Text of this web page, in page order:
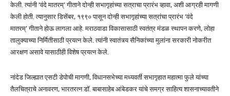
केली. त्यांनी ‘वंदे मातरम्’ गीताने दोन्ही सभागृहांच्या सत्राचा प्रारंभ व्हावा, अशी आग्रही मागणी
केली होती. त्यानुसार डिसेंबर, १९९० पासून दोन्ही सभागृहांच्या सत्रांचा प्रारंभ ‘वंदे
मातरम्’ गीताने होऊ लागला आहे. मराठवाडा विकासासाठी स्वतंत्र मंडळ स्थापन करणे, लोहा
तालुक्याच्या निर्मितीसाठी प्रयत्न केले. त्यांनी स्वातंत्र्य सैनिकांच्या मुलांना सरकारी नोकरीत
आरक्षण असावे यासाठीही विशेष प्रयत्न केले.
नांदेड जिल्ह्यात एसटी डेपोची मागणी, विधानसभेच्या मध्यवर्ती सभागृहात महात्मा फुले यांच्या
तैलचित्राचे अनावरण, भारतरत्न डॉ. बाबासाहेब आंबेडकर यांचे समग्र साहित्य शासनाच्यावतीने